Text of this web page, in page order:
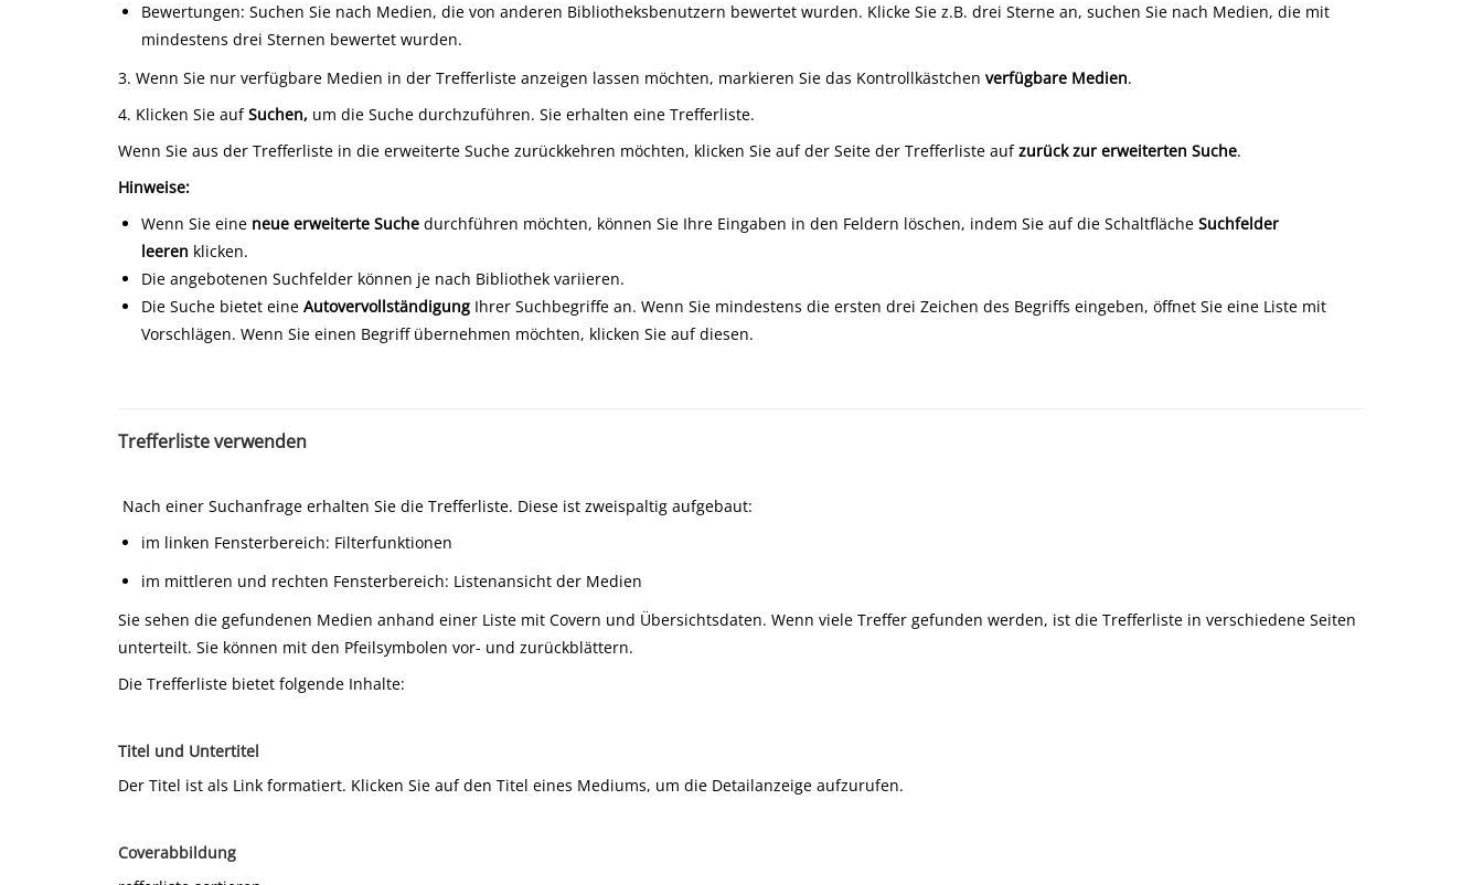
Bewertungen: Suchen Sie nach Medien, die von anderen Bibliotheksbenutzern bewertet wurden. Klicke Sie z.B. drei Sterne an, suchen Sie nach Medien, die mit
mindestens drei Sternen bewertet wurden.
3. Wenn Sie nur verfügbare Medien in der Trefferliste anzeigen lassen möchten, markieren Sie das Kontrollkästchen verfügbare Medien.
4. Klicken Sie aufSuchen, um die Suche durchzuführen. Sie erhalten eine Trefferliste.
Wenn Sie aus der Trefferliste in die erweiterte Suche zurückkehren möchten, klicken Sie auf der Seite der Trefferliste aufzurück zur erweiterten Suche.
Hinweise:
Wenn Sie eine neue erweiterte Suche durchführen möchten, können Sie Ihre Eingaben in den Feldern löschen, indem Sie auf die Schaltfläche Suchfelder
leeren klicken.
Die angebotenen Suchfelder können je nach Bibliothek variieren.
Die Suche bietet eine Autovervollständigung Ihrer Suchbegriffe an. Wenn Sie mindestens die ersten drei Zeichen des Begriffs eingeben, öffnet Sie eine Liste mit
Vorschlägen. Wenn Sie einen Begriff übernehmen möchten, klicken Sie auf diesen.
Trefferliste verwenden
Nach einer Suchanfrage erhalten Sie die Trefferliste. Diese ist zweispaltig aufgebaut:
im linken Fensterbereich: Filterfunktionen
im mittleren und rechten Fensterbereich: Listenansicht der Medien
Sie sehen die gefundenen Medien anhand einer Liste mit Covern und Übersichtsdaten. Wenn viele Treffer gefunden werden, ist die Trefferliste in verschiedene Seiten
unterteilt. Sie können mit den Pfeilsymbolen vor- und zurückblättern.
Die Trefferliste bietet folgende Inhalte:
Titel und Untertitel
Der Titel ist als Link formatiert. Klicken Sie auf den Titel eines Mediums, um die Detailanzeige aufzurufen.
Coverabbildung